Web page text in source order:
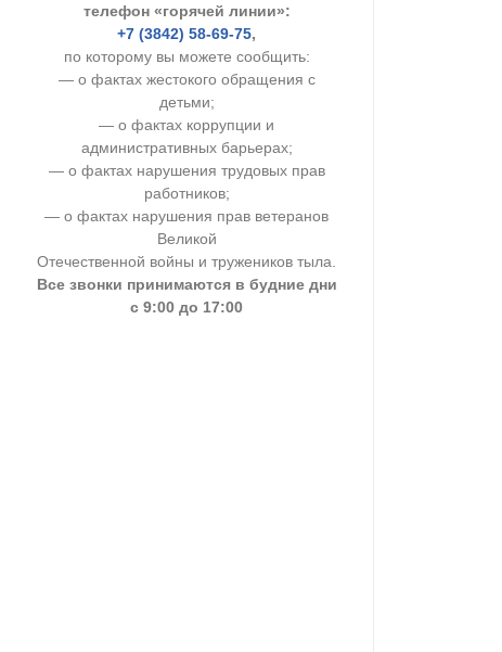
телефон «горячей линии»:
+7 (3842) 58-69-75,
по которому вы можете сообщить:
— о фактах жестокого обращения с
детьми;
— о фактах коррупции и
административных барьерах;
— о фактах нарушения трудовых прав
работников;
— о фактах нарушения прав ветеранов
Великой
Отечественной войны и тружеников тыла.
Все звонки принимаются в будние дни
с 9:00 до 17:00